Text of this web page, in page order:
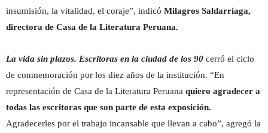
insumisión, la vitalidad, el coraje”, indicó Milagros Saldarriaga,
directora de Casa de la Literatura Peruana.
La vida sin plazos. Escritoras en la ciudad de los 90 cerró el ciclo
de conmemoración por los diez años de la institución. “En
representación de Casa de la Literatura Peruana quiero agradecer a
todas las escritoras que son parte de esta exposición.
Agradecerles por el trabajo incansable que llevan a cabo”, agregó la